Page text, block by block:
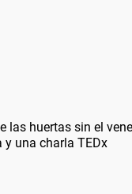
se sumó al reclamo
las huertas sin el
y una charla TEDx